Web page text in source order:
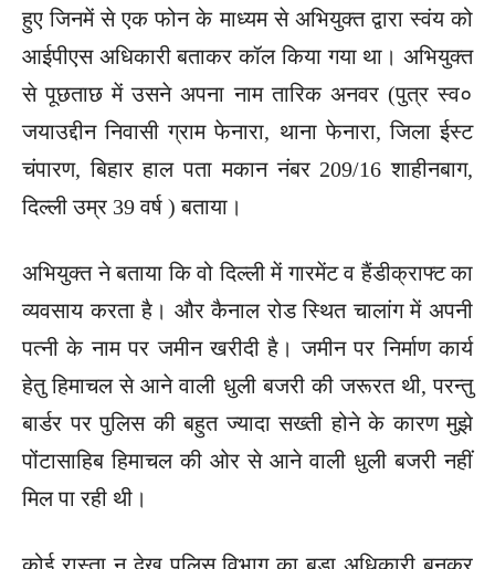
हुए जिनमें से एक फोन के माध्यम से अभियुक्त द्वारा स्वंय को
आईपीएस अधिकारी बताकर कॉल किया गया था। अभियुक्त
से पूछताछ में उसने अपना नाम तारिक अनवर (पुत्र स्व०
जयाउद्दीन निवासी ग्राम फेनारा, थाना फेनारा, जिला ईस्ट
चंपारण, बिहार हाल पता मकान नंबर 209/16 शाहीनबाग,
दिल्ली उम्र 39 वर्ष ) बताया।
अभियुक्त ने बताया कि वो दिल्ली में गारमेंट व हैंडीक्राफ्ट का
व्यवसाय करता है। और कैनाल रोड स्थित चालांग में अपनी
पत्नी के नाम पर जमीन खरीदी है। जमीन पर निर्माण कार्य
हेतु हिमाचल से आने वाली धुली बजरी की जरूरत थी, परन्तु
बार्डर पर पुलिस की बहुत ज्यादा सख्ती होने के कारण मुझे
पोंटासाहिब हिमाचल की ओर से आने वाली धुली बजरी नहीं
मिल पा रही थी।